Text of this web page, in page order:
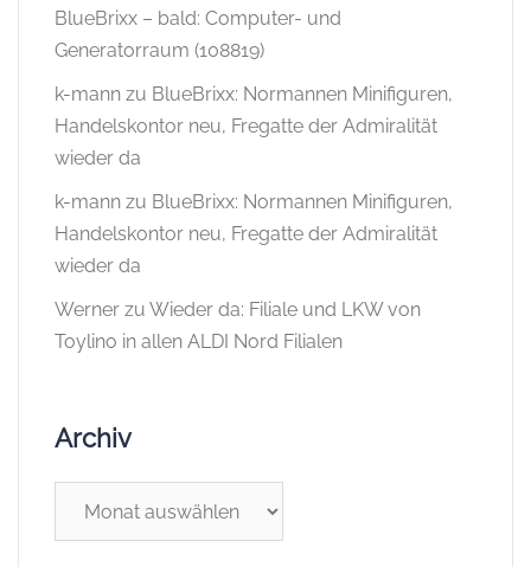
BlueBrixx – bald: Computer- und
Generatorraum (108819)
k-mann zu BlueBrixx: Normannen Minifiguren,
Handelskontor neu, Fregatte der Admiralität
wieder da
k-mann zu BlueBrixx: Normannen Minifiguren,
Handelskontor neu, Fregatte der Admiralität
wieder da
Werner zu Wieder da: Filiale und LKW von
Toylino in allen ALDI Nord Filialen
Archiv